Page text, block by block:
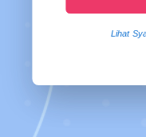
Lihat